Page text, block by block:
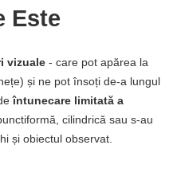
Este
vizuale - care pot apărea la
și ne pot însoți de-a lungul
întunecare limitată a
cilindrică sau s-au
și obiectul observat.